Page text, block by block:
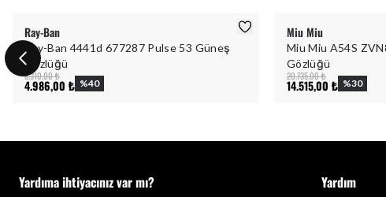
Ray-Ban
Ray-Ban 4441d 677287 Pulse 53 Güneş
Gözlüğü
8.310,00 ₺
4.986,00 ₺ %40
Miu Miu
Miu Miu A54S
Gözlüğü
20.735,00 ₺
14.515,00 ₺ %30
Yardıma ihtiyacınız var mı? Yardım